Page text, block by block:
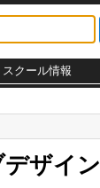
スクール情報
ザイン